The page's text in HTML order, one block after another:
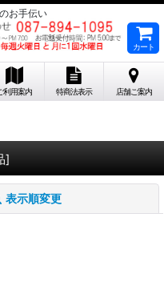
お手伝い
カート
利用案内 特商法表示 店舗ご案内
]
表示順変更